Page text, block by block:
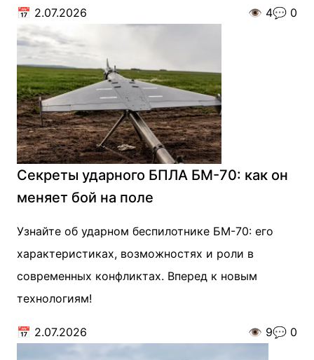
📅 2.07.2026 👁️ 4💬 0
Секреты ударного БПЛА БМ-70: как он
меняет бой на поле
Узнайте об ударном беспилотнике БМ-70: его
характеристиках, возможностях и роли в
современных конфликтах. Вперед к новым
технологиям!
📅 2.07.2026 👁️ 9💬 0